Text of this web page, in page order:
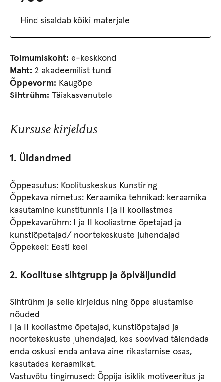
Toimumiskoht: e-keskkond
Maht: 2 akadeemilist tundi
Õppevorm: Kaugõpe
Sihtrühm: Täiskasvanutele
Kursuse kirjeldus
1. Üldandmed
Õppeasutus: Koolituskeskus Kunstiring
Õppekava nimetus: Keraamika tehnikad: keraamika
kasutamine kunstitunnis I ja II kooliastmes
Õppekavarühm: I ja II kooliastme õpetajad ja
kunstiõpetajad/ noortekeskuste juhendajad
Õppekeel: Eesti keel
2. Koolituse sihtgrupp ja õpiväljundid
Sihtrühm ja selle kirjeldus ning õppe alustamise
nõuded
I ja II kooliastme õpetajad, kunstiõpetajad ja
noortekeskuste juhendajad, kes soovivad täiendada
enda oskusi enda antava aine rikastamise osas,
kasutades keraamikat.
Vastuvõtu tingimused: Õppija isiklik motiveeritus ja
Hind sisaldab kõiki materjale